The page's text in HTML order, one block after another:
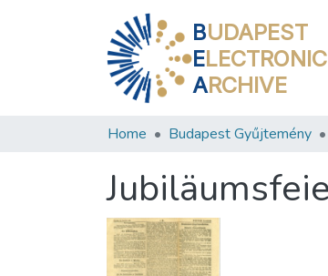
BUDAPEST
ELECTRONIC
ARCHIVE
Home Budapest Gyűjtemény